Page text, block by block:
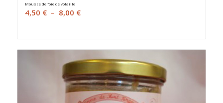
Mousse de foie de volaille
4,50 € – 8,00 €Plage
4,50 €
à
8,00 €